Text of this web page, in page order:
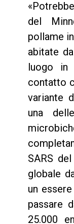
del
pollame
abitate
luogo
contatto
variante
una
SARS
globale
un
passare
25.000